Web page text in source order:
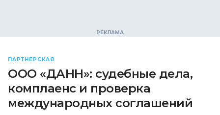
ПАРТНЕРСКАЯ
ООО «ДАНН»: судебные дела,
комплаенс и проверка
международных соглашений